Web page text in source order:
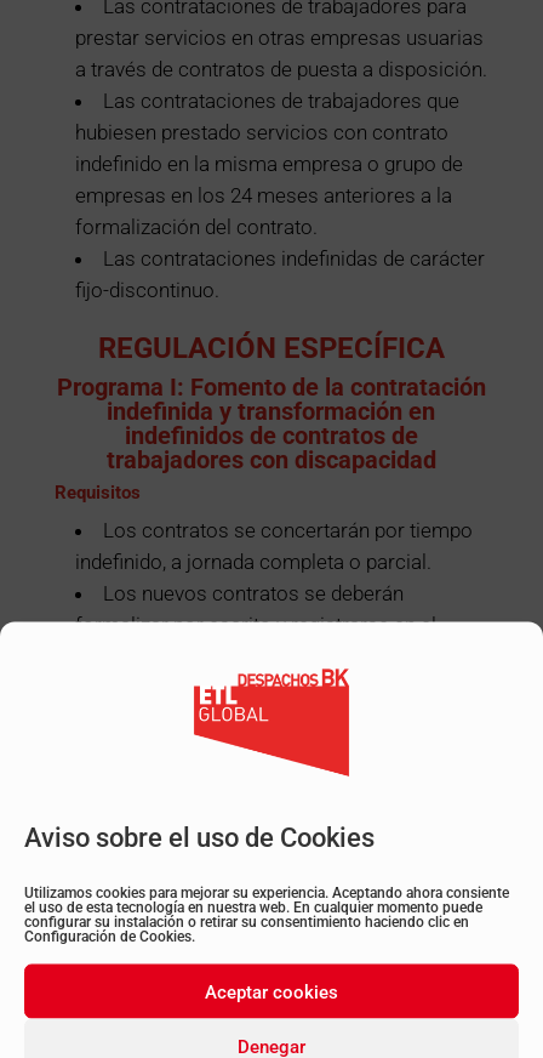
Aviso sobre el uso de Cookies
Utilizamos cookies para mejorar su experiencia. Aceptando ahora consiente
el uso de esta tecnología en nuestra web. En cualquier momento puede
configurar su instalación o retirar su consentimiento haciendo clic en
Configuración de Cookies.
Aceptar cookies
Denegar
Las contrataciones de trabajadores para
prestar servicios en otras empresas usuarias
a través de contratos de puesta a disposición.
Las contrataciones de trabajadores que
hubiesen prestado servicios con contrato
indefinido en la misma empresa o grupo de
empresas en los 24 meses anteriores a la
formalización del contrato.
Las contrataciones indefinidas de carácter
fijo-discontinuo.
REGULACIÓN ESPECÍFICA
Programa I: Fomento de la contratación
indefinida y transformación en
indefinidos de contratos de
trabajadores con discapacidad
Requisitos
Los contratos se concertarán por tiempo
indefinido, a jornada completa o parcial.
Los nuevos contratos se deberán
formalizar por escrito y registrarse en el
Las personas trabajadoras contratadas
deberán estar inscritas como demandantes
de empleo y servicios en el Servicio Público
deberá suponer un incremento neto de la
comparación con la media de los 6 meses
previos al contrato subvencionado, no
computándose, las variaciones producidas
como consecuencia de la renuncia voluntaria,
del reconocimiento de discapacidad o